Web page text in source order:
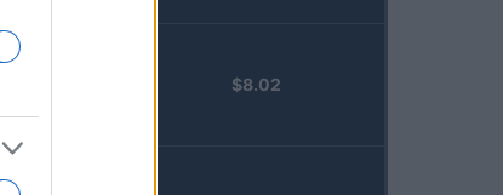
$8.02